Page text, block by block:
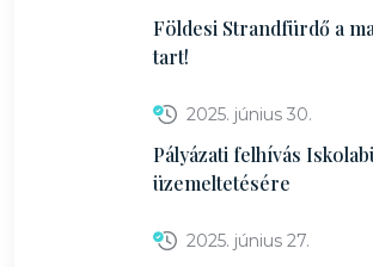
Földesi Strandfürdő a
tart!
2025. június 30.
Pályázati felhívás
üzemeltetésére
2025. június 27.